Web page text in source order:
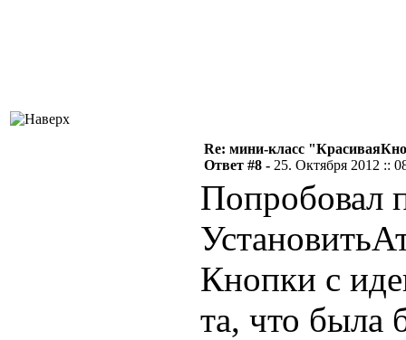
Re: мини-класс
Ответ #8 - 25. Октября 2012 ::
Попробовал
Кнопки c
та, что была